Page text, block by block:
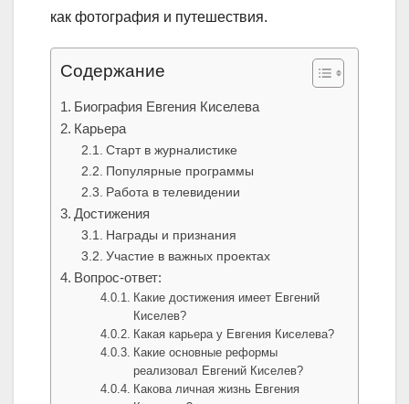
как фотография и путешествия.
Содержание
Биография Евгения Киселева
Карьера
Старт в журналистике
Популярные программы
Работа в телевидении
Достижения
Награды и признания
Участие в важных проектах
Вопрос-ответ:
Какие достижения имеет Евгений
Киселев?
Какая карьера у Евгения Киселева?
Какие основные реформы
реализовал Евгений Киселев?
Какова личная жизнь Евгения